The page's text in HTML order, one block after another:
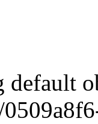
default